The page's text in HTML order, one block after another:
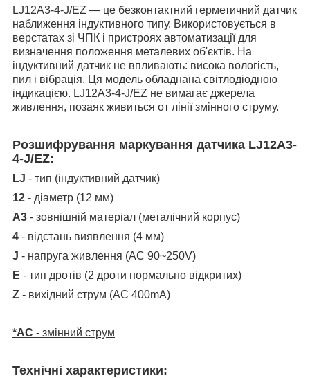
LJ12A3-4-J/EZ — це безконтактний герметичний датчик
наближення індуктивного типу. Використовується в
верстатах зі ЧПК і пристроях автоматизації для
визначення положення металевих об'єктів. На
індуктивний датчик не впливають: висока вологість,
пил і вібрація. Ця модель обладнана світлодіодною
індикацією. LJ12A3-4-J/EZ не вимагає джерела
живлення, позаяк живиться от лінії змінного струму.
Розшифрування маркування датчика LJ12A3-
4-J/EZ:
LJ - тип (індуктивний датчик)
12 - діаметр (12 мм)
А3 - зовнішній матеріал (металічний корпус)
4 - відстань виявлення (4 мм)
J - напруга живлення (АС 90~250V)
E - тип дротів (2 дроти нормально відкритих)
Z - вихідний струм (АС 400mA)
*AC - змінний струм
Технічні характеристики: